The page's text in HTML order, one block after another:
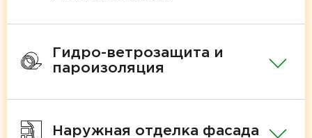
Гидро-ветрозащита и
пароизоляция
Наружная отделка фасада